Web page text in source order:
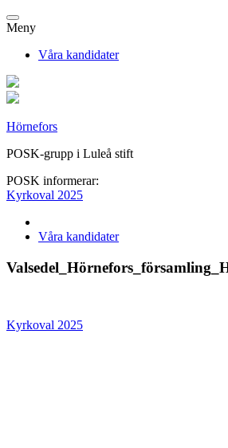
Meny
Våra kandidater
Hörnefors
POSK-grupp i Luleå stift
POSK informerar:
Kyrkoval 2025
Våra kandidater
Kyrkoval 2025